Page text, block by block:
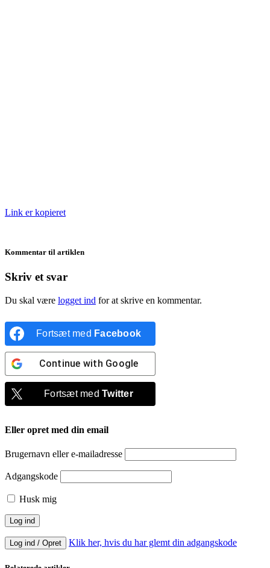
Link er kopieret
Kommentar til artiklen
Skriv et svar
Du skal være logget ind for at skrive en kommentar.
Fortsæt med Facebook
Continue with Google
Fortsæt medTwitter
Eller opret med din email
Brugernavn eller e-mailadresse
Adgangskode
Husk mig
Log ind / Opret Klik her, hvis du har glemt din adgangskode